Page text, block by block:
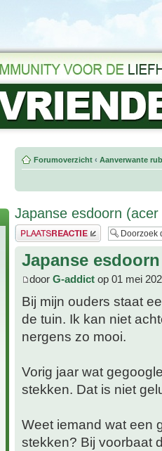
Forumoverzicht ‹ Aanverwante
Japanse esdoorn
Plaats een reactie
Japanse
door G-addict op 01 mei
Bij mijn ouders staat
de tuin. Ik kan niet
nergens zo mooi.
Vorig jaar wat
stekken. Dat is niet
Weet iemand wat een
stekken? Bij voorbaat